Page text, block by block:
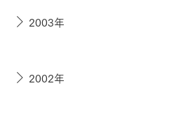
2003年
2002年